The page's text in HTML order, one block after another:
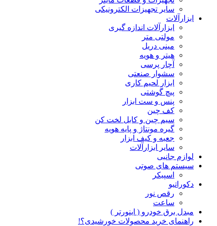
سایر تجهیزات الکترونیکی
ابزارآلات
ابزارآلات اندازه گیری
مولتی متر
مینی دریل
هیتر و هویه
آچار پرسی
سشوار صنعتی
ابزار لحیم کاری
پیچ گوشتی
پنس و ست ابزار
کف چین
سیم چین و کابل لخت کن
گیره مونتاژ و پایه هویه
جعبه و کیف ابزار
سایر ابزارآلات
لوازم جانبی
سیستم های صوتی
اسپیکر
دکوراتیو
رقص نور
ساعت
مبدل برق خودرو ( اینورتر )
راهنمای خرید محصولات خورشیدی؟!